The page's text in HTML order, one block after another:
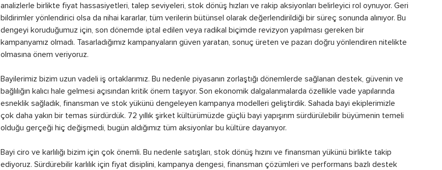
analizlerle birlikte fiyat hassasiyetleri, talep seviyeleri, stok dönüş hızları ve rakip aksiyonları belirleyici rol oynuyor. Geri
bildirimler yönlendirici olsa da nihai kararlar, tüm verilerin bütünsel olarak değerlendirildiği bir süreç sonunda alınıyor. Bu
dengeyi koruduğumuz için, son dönemde iptal edilen veya radikal biçimde revizyon yapılması gereken bir
kampanyamız olmadı. Tasarladığımız kampanyaların güven yaratan, sonuç üreten ve pazarı doğru yönlendiren nitelikte
olmasına önem veriyoruz.
Bayilerimiz bizim uzun vadeli iş ortaklarımız. Bu nedenle piyasanın zorlaştığı dönemlerde sağlanan destek, güvenin ve
bağlılığın kalıcı hale gelmesi açısından kritik önem taşıyor. Son ekonomik dalgalanmalarda özellikle vade yapılarında
esneklik sağladık, finansman ve stok yükünü dengeleyen kampanya modelleri geliştirdik. Sahada bayi ekiplerimizle
çok daha yakın bir temas sürdürdük. 72 yıllık şirket kültürümüzde güçlü bayi yapışırım sürdürülebilir büyümenin temeli
olduğu gerçeği hiç değişmedi, bugün aldığımız tüm aksiyonlar bu kültüre dayanıyor.
Bayi ciro ve karlılığı bizim için çok önemli. Bu nedenle satışları, stok dönüş hızını ve finansman yükünü birlikte takip
ediyoruz. Sürdürebilir karlılık için fiyat disiplini, kampanya dengesi, finansman çözümleri ve performans bazlı destek